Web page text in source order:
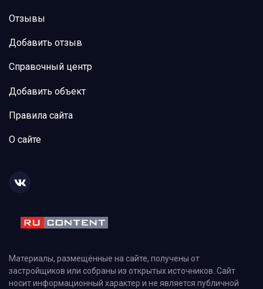
Отзывы
Добавить отзыв
Справочный центр
Добавить объект
Правила сайта
О сайте
Материалы, размещённые на сайте, получены от
застройщиков или собраны из открытых источников. Сайт
носит информационный характер и не является публичной